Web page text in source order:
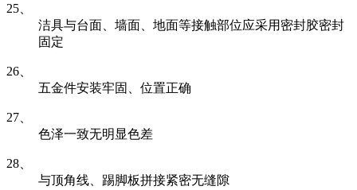
25、
洁具与台面、墙面、地面等接触部位应采用密封胶密封
固定
26、
五金件安装牢固、位置正确
27、
色泽一致无明显色差
28、
与顶角线、踢脚板拼接紧密无缝隙